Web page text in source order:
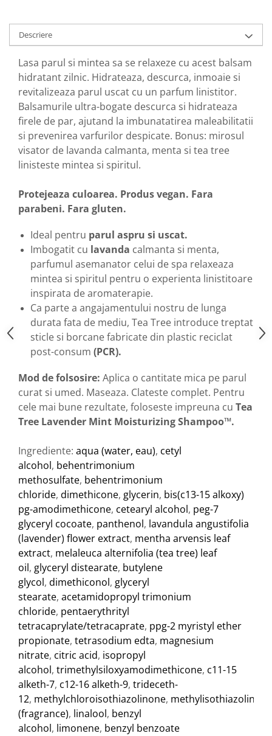
Descriere
Lasa parul si mintea sa se relaxeze cu acest balsam
hidratant zilnic. Hidrateaza, descurca, inmoaie si
revitalizeaza parul uscat cu un parfum linistitor.
Balsamurile ultra-bogate descurca si hidrateaza
firele de par, ajutand la imbunatatirea maleabilitatii
si prevenirea varfurilor despicate. Bonus: mirosul
visator de lavanda calmanta, menta si tea tree
linisteste mintea si spiritul.
Protejeaza culoarea. Produs vegan. Fara
parabeni. Fara gluten.
Ideal pentru parul aspru si uscat.
Imbogatit cu lavanda calmanta si menta,
parfumul asemanator celui de spa relaxeaza
mintea si spiritul pentru o experienta linistitoare
inspirata de aromaterapie.
Ca parte a angajamentului nostru de lunga
durata fata de mediu, Tea Tree introduce treptat
sticle si borcane fabricate din plastic reciclat
post-consum (PCR).
Mod de folsosire: Aplica o cantitate mica pe parul
curat si umed. Maseaza. Clateste complet. Pentru
cele mai bune rezultate, foloseste impreuna cu Tea
Tree Lavender Mint Moisturizing Shampoo™.
Ingrediente: aqua (water, eau), cetyl
alcohol, behentrimonium
methosulfate, behentrimonium
chloride, dimethicone, glycerin, bis(c13-15 alkoxy)
pg-amodimethicone, cetearyl alcohol, peg-7
glyceryl cocoate, panthenol, lavandula angustifolia
(lavender) flower extract, mentha arvensis leaf
extract, melaleuca alternifolia (tea tree) leaf
oil, glyceryl distearate, butylene
glycol, dimethiconol, glyceryl
stearate, acetamidopropyl trimonium
chloride, pentaerythrityl
tetracaprylate/tetracaprate, ppg-2 myristyl ether
propionate, tetrasodium edta, magnesium
nitrate, citric acid, isopropyl
alcohol, trimethylsiloxyamodimethicone, c11-15
alketh-7, c12-16 alketh-9, trideceth-
12, methylchloroisothiazolinone, methylisothiazolinone
(fragrance), linalool, benzyl
alcohol, limonene, benzyl benzoate